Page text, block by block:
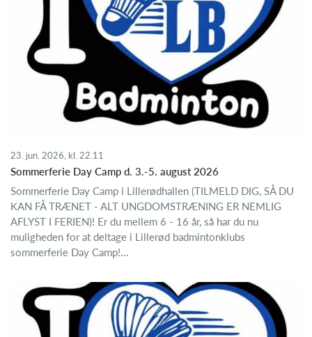
23. jun. 2026, kl. 22.11
Sommerferie Day Camp d. 3.-5. august 2026
Sommerferie Day Camp i Lillerødhallen (TILMELD DIG, SÅ DU
KAN FÅ TRÆNET - ALT UNGDOMSTRÆNING ER NEMLIG
AFLYST I FERIEN)! Er du mellem 6 - 16 år, så har du nu
muligheden for at deltage i Lillerød badmintonklubs
sommerferie Day Camp!...